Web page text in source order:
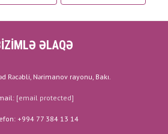
ƏLAQƏ
Rəcəbli, Nərimanov rayonu, Bakı.
[email protected]
+994 77 384 13 14